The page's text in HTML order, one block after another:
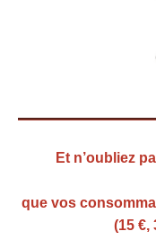
Et n’oubliez
que vos
(15 €,